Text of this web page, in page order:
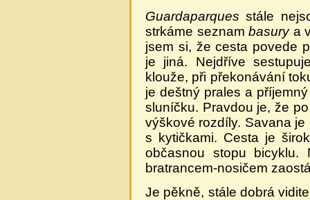
Guardaparques stále
strkáme seznambasurya
jsem si, že cesta povede
je jiná. Nejdříve
klouže, při překonávání
je deštný prales a
sluníčku. Pravdou je, že
výškové rozdíly. Savana
s kytičkami. Cesta je
občasnou stopu bicyklu.
bratrancem-nosičem
Je pěkně, stále dobrá